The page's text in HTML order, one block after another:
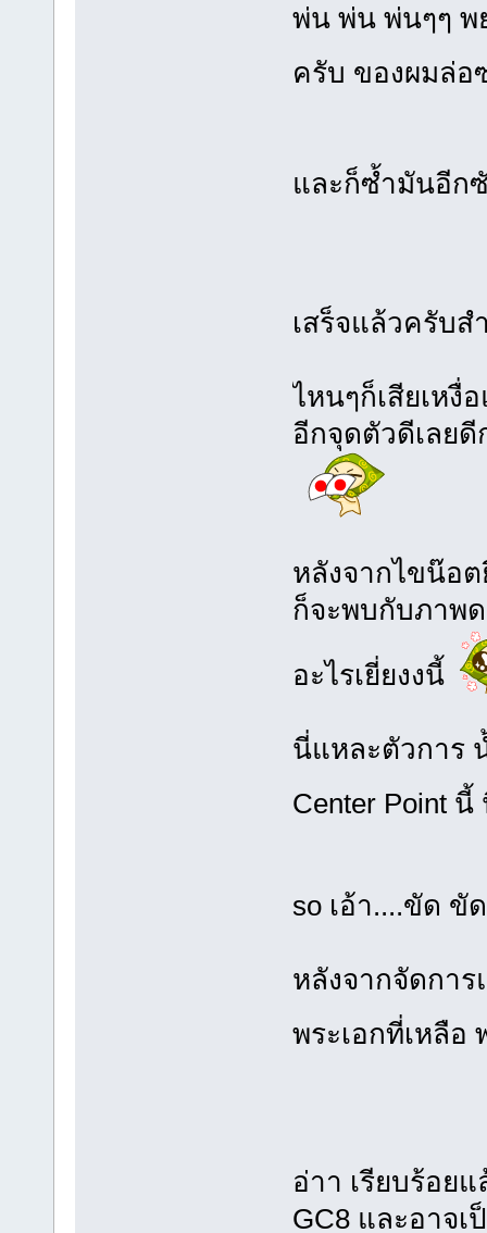
พ่น พ่น พ่นๆๆ พ
ครับ ของผมล่
และก็ซ้ำมันอีก
เสร็จแล้วครับ
ไหนๆก็เสียเหงื่
อีกจุดตัวดีเลย
หลังจากไขน๊อ
ก็จะพบกับภาพ
อะไรเยี่ยงงนี้
นี่แหละตัวการ
Center Point
so เอ้า....ขัด
หลังจากจัดการ
พระเอกที่เหลือ
อ่าา เรียบร้อย
GC8 และอาจ